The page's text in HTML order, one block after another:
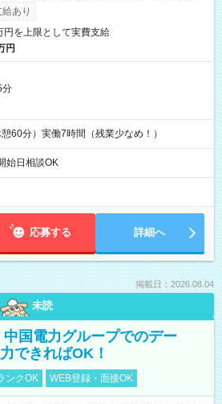
用条件有）
あり
円を上限として実費支給
円
分
60分）実働7時間（残業少なめ！）
日相談OK
応募する 詳細へ
掲載日：2026.08.04
未読
国電力グループでのデー
できればOK！
ンクOK WEB登録・面接OK